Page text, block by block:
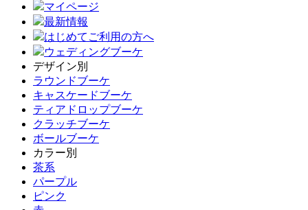
マイページ
最新情報
はじめてご利用の方へ
ウェディングブーケ
デザイン別
ラウンドブーケ
キャスケードブーケ
ティアドロップブーケ
クラッチブーケ
ボールブーケ
カラー別
茶系
パープル
ピンク